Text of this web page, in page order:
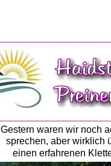
Gestern waren wir noch
sprechen, aber wirklich
einen erfahrenen